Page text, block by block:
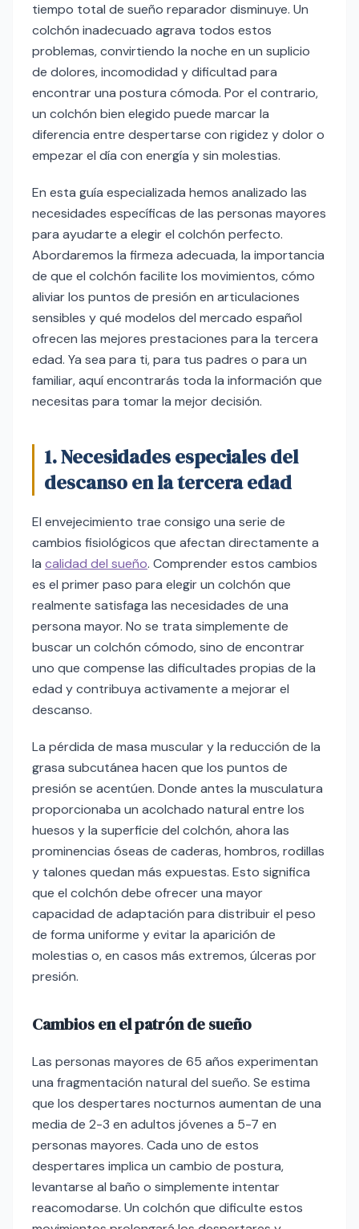
tiempo total de sueño reparador disminuye. Un
colchón inadecuado agrava todos estos
problemas, convirtiendo la noche en un suplicio
de dolores, incomodidad y dificultad para
encontrar una postura cómoda. Por el contrario,
un colchón bien elegido puede marcar la
diferencia entre despertarse con rigidez y dolor o
empezar el día con energía y sin molestias.
En esta guía especializada hemos analizado las
necesidades específicas de las personas mayores
para ayudarte a elegir el colchón perfecto.
Abordaremos la firmeza adecuada, la importancia
de que el colchón facilite los movimientos, cómo
aliviar los puntos de presión en articulaciones
sensibles y qué modelos del mercado español
ofrecen las mejores prestaciones para la tercera
edad. Ya sea para ti, para tus padres o para un
familiar, aquí encontrarás toda la información que
necesitas para tomar la mejor decisión.
1. Necesidades especiales del
descanso en la tercera edad
El envejecimiento trae consigo una serie de
cambios fisiológicos que afectan directamente a
la calidad del sueño. Comprender estos cambios
es el primer paso para elegir un colchón que
realmente satisfaga las necesidades de una
persona mayor. No se trata simplemente de
buscar un colchón cómodo, sino de encontrar
uno que compense las dificultades propias de la
edad y contribuya activamente a mejorar el
descanso.
La pérdida de masa muscular y la reducción de la
grasa subcutánea hacen que los puntos de
presión se acentúen. Donde antes la musculatura
proporcionaba un acolchado natural entre los
huesos y la superficie del colchón, ahora las
prominencias óseas de caderas, hombros, rodillas
y talones quedan más expuestas. Esto significa
que el colchón debe ofrecer una mayor
capacidad de adaptación para distribuir el peso
de forma uniforme y evitar la aparición de
molestias o, en casos más extremos, úlceras por
presión.
Cambios en el patrón de sueño
Las personas mayores de 65 años experimentan
una fragmentación natural del sueño. Se estima
que los despertares nocturnos aumentan de una
media de 2-3 en adultos jóvenes a 5-7 en
personas mayores. Cada uno de estos
despertares implica un cambio de postura,
levantarse al baño o simplemente intentar
reacomodarse. Un colchón que dificulte estos